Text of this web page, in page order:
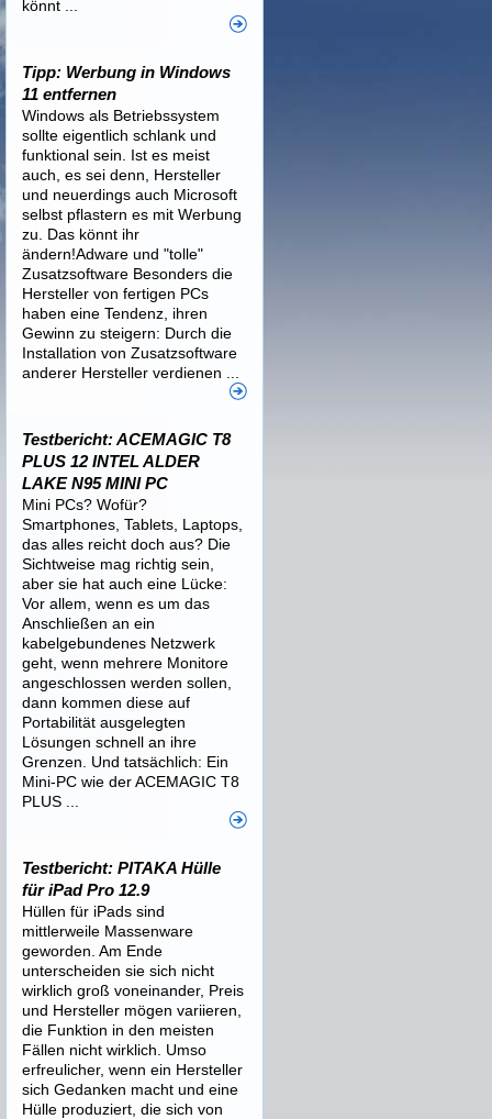
könnt ...
Tipp: Werbung in Windows
11 entfernen
Windows als Betriebssystem
sollte eigentlich schlank und
funktional sein. Ist es meist
auch, es sei denn, Hersteller
und neuerdings auch Microsoft
selbst pflastern es mit Werbung
zu. Das könnt ihr
ändern!Adware und "tolle"
Zusatzsoftware Besonders die
Hersteller von fertigen PCs
haben eine Tendenz, ihren
Gewinn zu steigern: Durch die
Installation von Zusatzsoftware
anderer Hersteller verdienen ...
Testbericht: ACEMAGIC T8
PLUS 12 INTEL ALDER
LAKE N95 MINI PC
Mini PCs? Wofür?
Smartphones, Tablets, Laptops,
das alles reicht doch aus? Die
Sichtweise mag richtig sein,
aber sie hat auch eine Lücke:
Vor allem, wenn es um das
Anschließen an ein
kabelgebundenes Netzwerk
geht, wenn mehrere Monitore
angeschlossen werden sollen,
dann kommen diese auf
Portabilität ausgelegten
Lösungen schnell an ihre
Grenzen. Und tatsächlich: Ein
Mini-PC wie der ACEMAGIC T8
PLUS ...
Testbericht: PITAKA Hülle
für iPad Pro 12.9
Hüllen für iPads sind
mittlerweile Massenware
geworden. Am Ende
unterscheiden sie sich nicht
wirklich groß voneinander, Preis
und Hersteller mögen variieren,
die Funktion in den meisten
Fällen nicht wirklich. Umso
erfreulicher, wenn ein Hersteller
sich Gedanken macht und eine
Hülle produziert, die sich von